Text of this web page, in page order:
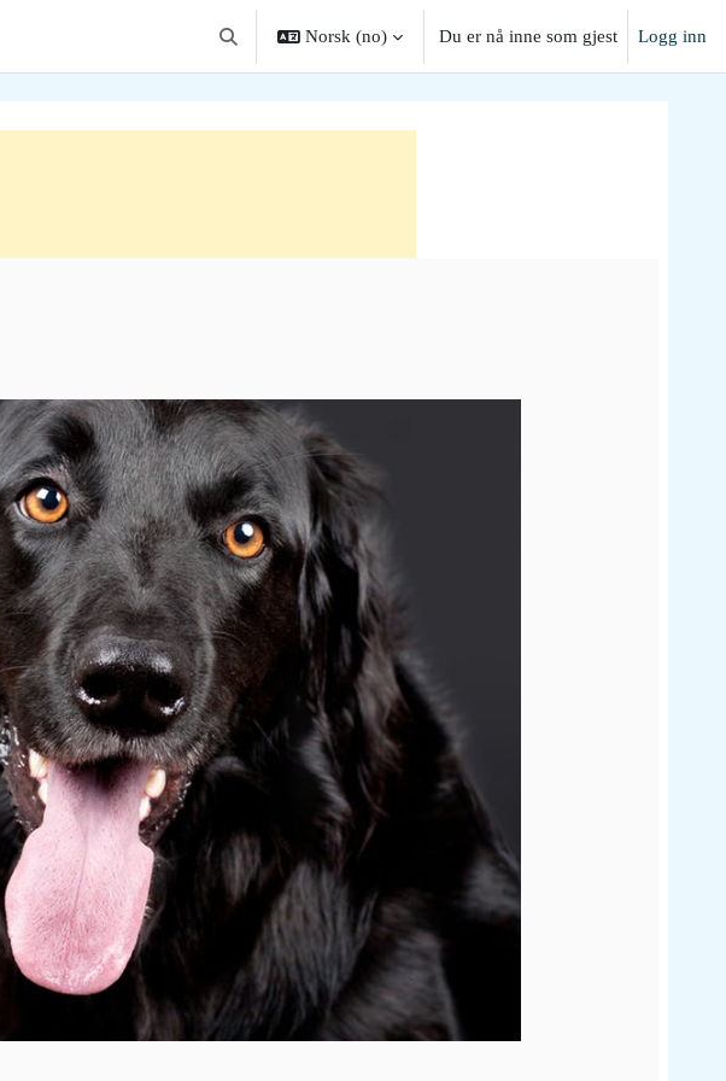
Veksle inndata for søk
Norsk ‎(no)‎ Du er nå inne som gjest Logg inn